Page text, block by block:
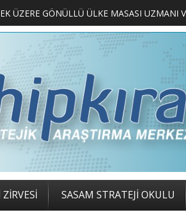
MERKEZİMİZ BÜNYESİNDE
SASAM STRATEJİ OKULU